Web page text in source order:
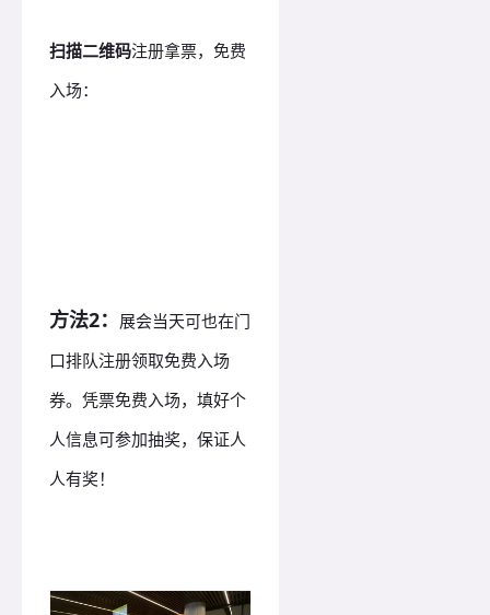
扫描二维码注册拿票，免费
入场：
方法2： 展会当天可也在门
口排队注册领取免费入场
券。凭票免费入场，填好个
人信息可参加抽奖，保证人
人有奖！